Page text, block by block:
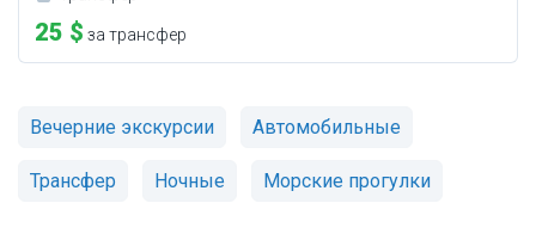
25 $ за трансфер
Вечерние экскурсии Автомобильные
Трансфер Ночные Морские прогулки